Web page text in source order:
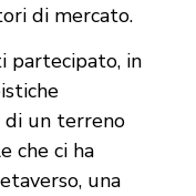
di mercato.
partecipato, in
di un terreno
che ci ha
una